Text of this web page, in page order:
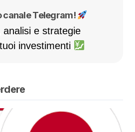
canale Telegram!
e strategie
investimenti